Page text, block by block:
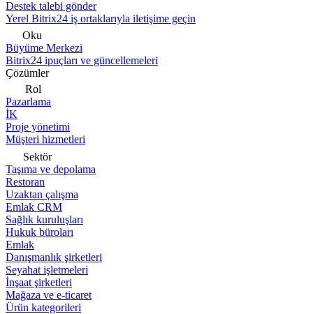
Destek talebi gönder
Yerel Bitrix24 iş ortaklarıyla iletişime geçin
Oku
Büyüme Merkezi
Bitrix24 ipuçları ve güncellemeleri
Çözümler
Rol
Pazarlama
İK
Proje yönetimi
Müşteri hizmetleri
Sektör
Taşıma ve depolama
Restoran
Uzaktan çalışma
Emlak CRM
Sağlık kuruluşları
Hukuk büroları
Emlak
Danışmanlık şirketleri
Seyahat işletmeleri
İnşaat şirketleri
Mağaza ve e-ticaret
Ürün kategorileri